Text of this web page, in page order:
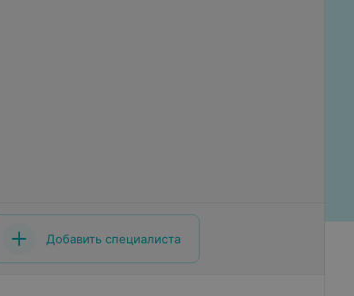
Добавить специалиста